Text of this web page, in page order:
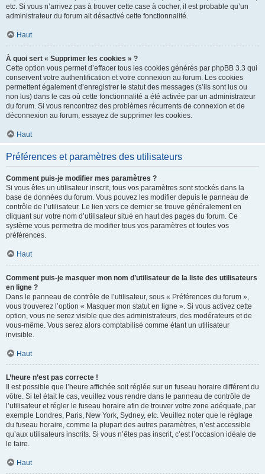
etc. Si vous n’arrivez pas à trouver cette case à cocher, il est probable qu’un
administrateur du forum ait désactivé cette fonctionnalité.
Haut
À quoi sert « Supprimer les cookies » ?
Cette option vous permet d’effacer tous les cookies générés par phpBB 3.3 qui
conservent votre authentification et votre connexion au forum. Les cookies
permettent également d’enregistrer le statut des messages (s’ils sont lus ou
non lus) dans le cas où cette fonctionnalité a été activée par un administrateur
du forum. Si vous rencontrez des problèmes récurrents de connexion et de
déconnexion au forum, essayez de supprimer les cookies.
Haut
Préférences et paramètres des utilisateurs
Comment puis-je modifier mes paramètres ?
Si vous êtes un utilisateur inscrit, tous vos paramètres sont stockés dans la
base de données du forum. Vous pouvez les modifier depuis le panneau de
contrôle de l’utilisateur. Le lien vers ce dernier se trouve généralement en
cliquant sur votre nom d’utilisateur situé en haut des pages du forum. Ce
système vous permettra de modifier tous vos paramètres et toutes vos
préférences.
Haut
Comment puis-je masquer mon nom d’utilisateur de la liste des utilisateurs
en ligne ?
Dans le panneau de contrôle de l’utilisateur, sous « Préférences du forum »,
vous trouverez l’option « Masquer mon statut en ligne ». Si vous activez cette
option, vous ne serez visible que des administrateurs, des modérateurs et de
vous-même. Vous serez alors comptabilisé comme étant un utilisateur
invisible.
Haut
L’heure n’est pas correcte !
Il est possible que l’heure affichée soit réglée sur un fuseau horaire différent du
vôtre. Si tel était le cas, veuillez vous rendre dans le panneau de contrôle de
l’utilisateur et régler le fuseau horaire afin de trouver votre zone adéquate, par
exemple Londres, Paris, New York, Sydney, etc. Veuillez noter que le réglage
du fuseau horaire, comme la plupart des autres paramètres, n’est accessible
qu’aux utilisateurs inscrits. Si vous n’êtes pas inscrit, c’est l’occasion idéale de
le faire.
Haut